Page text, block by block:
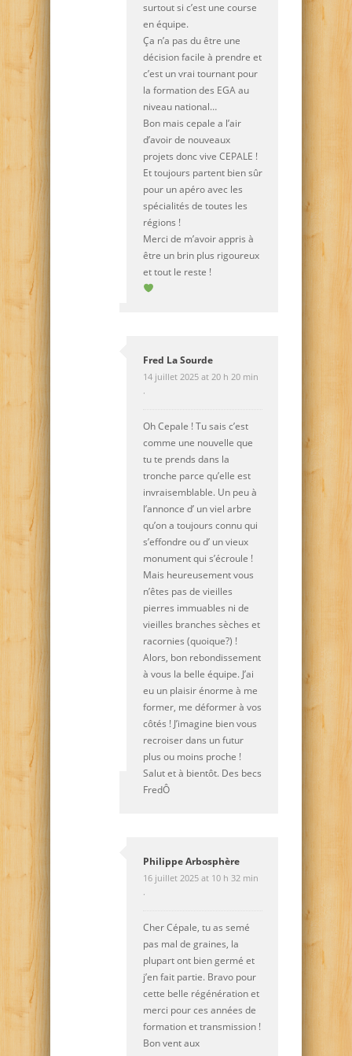
surtout si c’est une course
en équipe.
Ça n’a pas du être une
décision facile à prendre et
c’est un vrai tournant pour
la formation des EGA au
niveau national…
Bon mais cepale a l’air
d’avoir de nouveaux
projets donc vive CEPALE !
Et toujours partent bien sûr
pour un apéro avec les
spécialités de toutes les
régions !
Merci de m’avoir appris à
être un brin plus rigoureux
et tout le reste !
Fred La Sourde
14 juillet 2025 at 20 h 20 min
·
Oh Cepale ! Tu sais c’est
comme une nouvelle que
tu te prends dans la
tronche parce qu’elle est
invraisemblable. Un peu à
l’annonce d’ un viel arbre
qu’on a toujours connu qui
s’effondre ou d’ un vieux
monument qui s’écroule !
Mais heureusement vous
n’êtes pas de vieilles
pierres immuables ni de
vieilles branches sèches et
racornies (quoique?) !
Alors, bon rebondissement
à vous la belle équipe. J’ai
eu un plaisir énorme à me
former, me déformer à vos
côtés ! J’imagine bien vous
recroiser dans un futur
plus ou moins proche !
Salut et à bientôt. Des becs
FredÔ
Philippe Arbosphère
16 juillet 2025 at 10 h 32 min
·
Cher Cépale, tu as semé
pas mal de graines, la
plupart ont bien germé et
j’en fait partie. Bravo pour
cette belle régénération et
merci pour ces années de
formation et transmission !
Bon vent aux